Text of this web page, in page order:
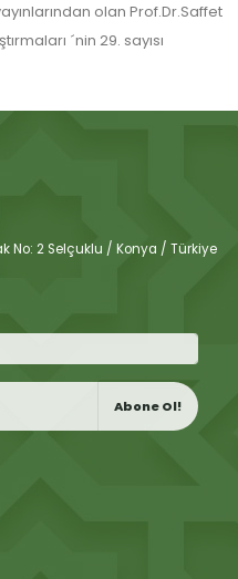
olan Prof.Dr.Saffet
´nin 29. sayısı
No: 2 Selçuklu / Konya / Türkiye
Abone Ol!